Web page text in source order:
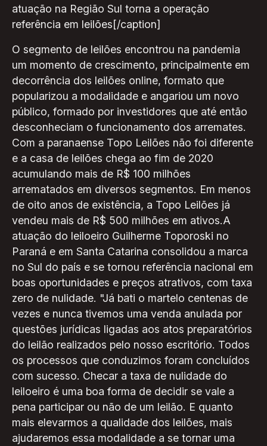
atuação na Região Sul torna a operação
referência em leilões[/caption]
O segmento de leilões encontrou na pandemia
um momento de crescimento, principalmente em
decorrência dos leilões online, formato que
popularizou a modalidade e angariou um novo
público, formado por investidores que até então
desconheciam o funcionamento dos arremates.
Com a paranaense Topo Leilões não foi diferente
e a casa de leilões chega ao fim de 2020
acumulando mais de R$ 100 milhões
arrematados em diversos segmentos. Em menos
de oito anos de existência, a Topo Leilões já
vendeu mais de R$ 500 milhões em ativos.A
atuação do leiloeiro Guilherme Toporoski no
Paraná e em Santa Catarina consolidou a marca
no Sul do país e se tornou referência nacional em
boas oportunidades e preços atrativos, com taxa
zero de nulidade. "Já bati o martelo centenas de
vezes e nunca tivemos uma venda anulada por
questões jurídicas ligadas aos atos preparatórios
do leilão realizados pelo nosso escritório. Todos
os processos que conduzimos foram concluídos
com sucesso. Checar a taxa de nulidade do
leiloeiro é uma boa forma de decidir se vale a
pena participar ou não de um leilão. E quanto
mais elevarmos a qualidade dos leilões, mais
ajudaremos essa modalidade a se tornar uma